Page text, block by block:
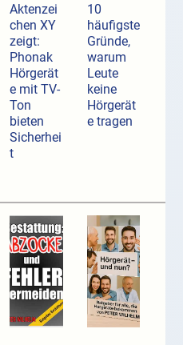
Aktenzei
chen XY
zeigt:
Phonak
Hörgerät
e mit TV-
Ton
bieten
Sicherhei
t
10
häufigste
Gründe,
warum
Leute
keine
Hörgerät
e tragen